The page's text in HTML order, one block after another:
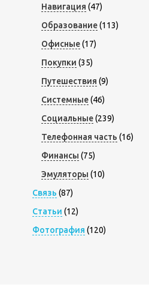
Навигация (47)
Образование(113)
Офисные(17)
Покупки (35)
Путешествия (9)
Системные(46)
Социальные(239)
Телефонная часть (16)
Финансы (75)
Эмуляторы (10)
Связь (87)
Статьи (12)
Фотография (120)